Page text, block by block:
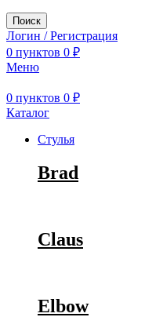
Поиск
Логин / Регистрация
0 пунктов 0 ₽
Меню
0 пунктов 0 ₽
Каталог
Стулья
Brad
Claus
Elbow